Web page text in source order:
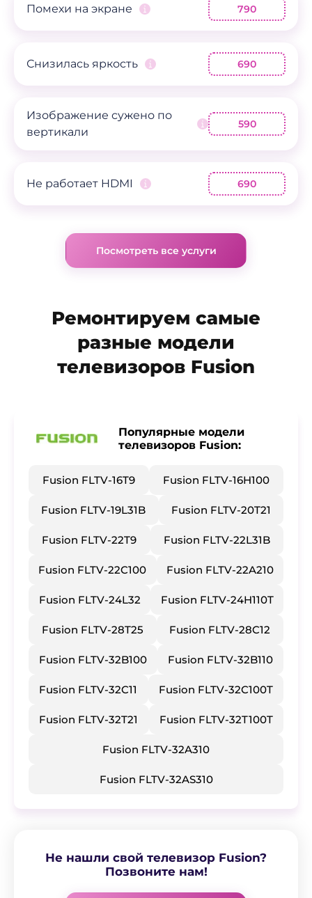
Помехи на экране 790
Снизилась яркость 690
Изображение сужено по
вертикали
590
Не работает HDMI 690
Посмотреть все услуги
Ремонтируем самые
разные модели
телевизоров Fusion
Популярные модели
телевизоров Fusion:
Fusion FLTV-16T9 Fusion FLTV-16H100
Fusion FLTV-19L31B Fusion FLTV-20T21
Fusion FLTV-22T9 Fusion FLTV-22L31B
Fusion FLTV-22C100 Fusion FLTV-22A210
Fusion FLTV-24L32 Fusion FLTV-24H110T
Fusion FLTV-28T25 Fusion FLTV-28C12
Fusion FLTV-32B100 Fusion FLTV-32B110
Fusion FLTV-32C11 Fusion FLTV-32C100T
Fusion FLTV-32T21 Fusion FLTV-32T100T
Fusion FLTV-32A310
Fusion FLTV-32AS310
Не нашли свой телевизор Fusion?
Позвоните нам!